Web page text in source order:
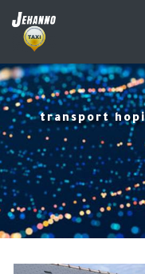
Panneau de gestion
transport